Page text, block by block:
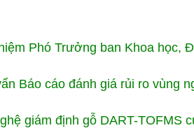
Phó Trưởng ban Khoa học,
Báo cáo đánh giá rủi ro vùng
giám định gỗ DART-TOFMS